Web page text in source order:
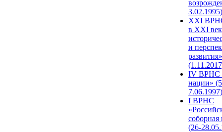
3.02.1995)
XХI
в XXI
и
развития»
IV ВРНС
нации»
7.06.1997)
I ВРНС
(26-